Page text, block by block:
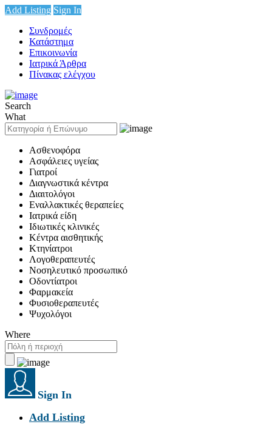
Add Listing Sign In
Συνδρομές
Κατάστημα
Επικοινωνία
Ιατρικά Άρθρα
Πίνακας ελέγχου
Search
What
Ασθενοφόρα
Ασφάλειες υγείας
Γιατροί
Διαγνωστικά κέντρα
Διαιτολόγοι
Εναλλακτικές θεραπείες
Ιατρικά είδη
Ιδιωτικές κλινικές
Κέντρα αισθητικής
Κτηνίατροι
Λογοθεραπευτές
Νοσηλευτικό προσωπικό
Οδοντίατροι
Φαρμακεία
Φυσιοθεραπευτές
Ψυχολόγοι
Where
Sign In
Add Listing